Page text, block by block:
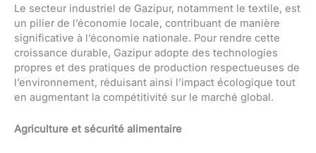
Le secteur industriel de Gazipur, notamment le textile, est
un pilier de l’économie locale, contribuant de manière
significative à l’économie nationale. Pour rendre cette
croissance durable, Gazipur adopte des technologies
propres et des pratiques de production respectueuses de
l’environnement, réduisant ainsi l’impact écologique tout
en augmentant la compétitivité sur le marché global.
Agriculture et sécurité alimentaire